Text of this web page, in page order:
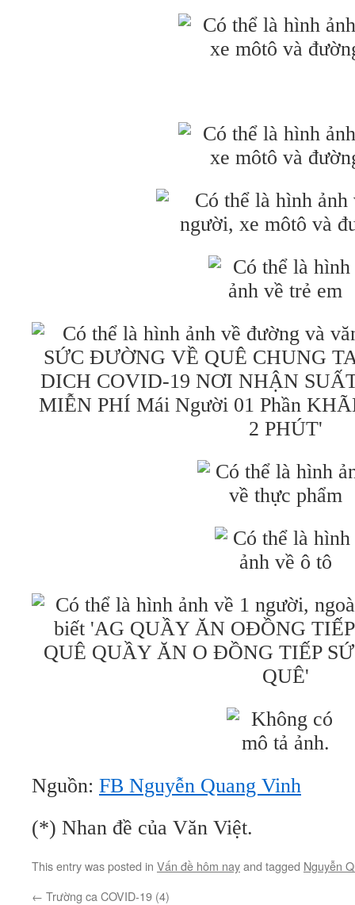
Nguồn: FB Nguyễn Quang Vinh
(*) Nhan đề của Văn Việt.
This entry was posted in Vấn đề hôm nayand tagged Nguyễn
← Trường ca COVID-19 (4)